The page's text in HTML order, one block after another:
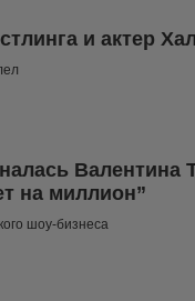
и актер
на миллион”
шоу-бизнеса